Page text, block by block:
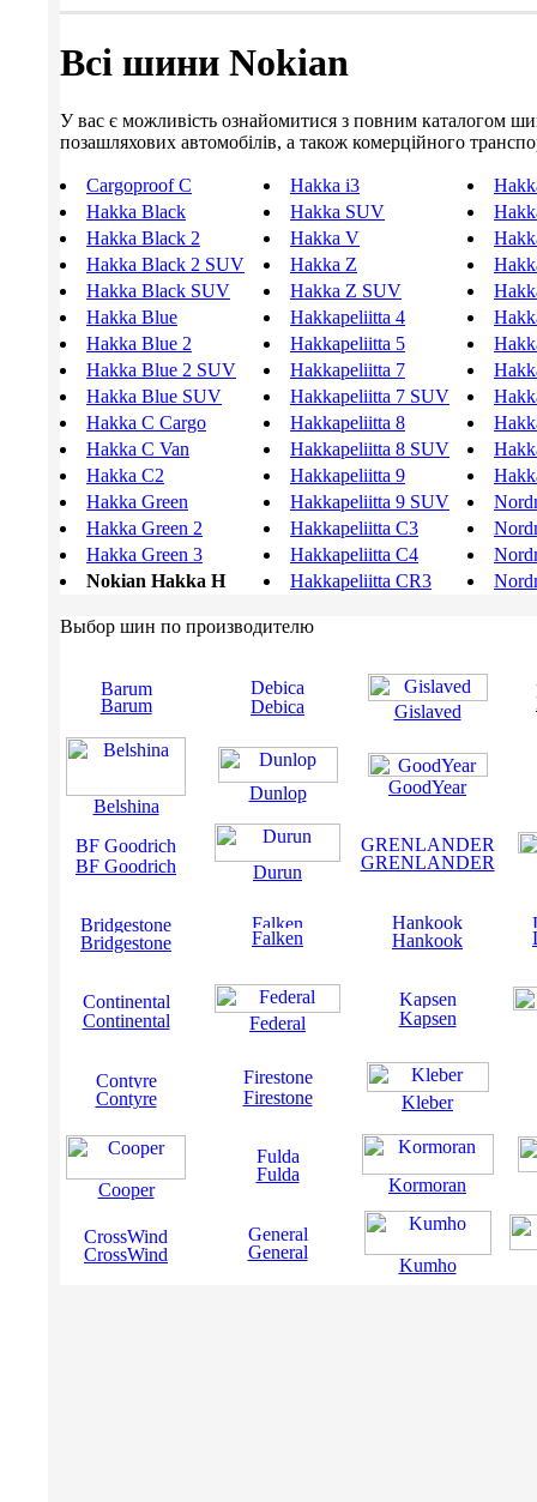
Всі шини Nokian
У вас є можливість ознайомитися з повним каталогом
позашляхових автомобілів, а також комерційного
Cargoproof C
Hakka Black
Hakka Black 2
Hakka Black 2 SUV
Hakka Black SUV
Hakka Blue
Hakka Blue 2
Hakka Blue 2 SUV
Hakka Blue SUV
Hakka C Cargo
Hakka C Van
Hakka C2
Hakka Green
Hakka Green 2
Hakka Green 3
Nokian Hakka H
Hakka i3
Hakka SUV
Hakka V
Hakka Z
Hakka Z SUV
Hakkapeliitta 4
Hakkapeliitta 5
Hakkapeliitta 7
Hakkapeliitta 7 SUV
Hakkapeliitta 8
Hakkapeliitta 8 SUV
Hakkapeliitta 9
Hakkapeliitta 9 SUV
Hakkapeliitta C3
Hakkapeliitta C4
Hakkapeliitta CR3
Выбор шин по производителю
Barum
Belshina
BF Goodrich
Bridgestone
Continental
Contyre
Cooper
CrossWind
Debica
Dunlop
Durun
Falken
Federal
Firestone
Fulda
General
Gislaved
GoodYear
GRENLANDER
Hankook
Kapsen
Kleber
Kormoran
Kumho